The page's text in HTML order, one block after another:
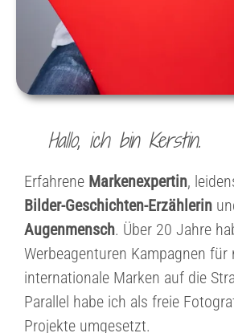
Hallo, ich bin Kerstin.
Erfahrene Markenexpertin,
Bilder-Geschichten-Erzählerin
Augenmensch. Über 20 Jahre
Werbeagenturen Kampagnen für
internationale Marken auf die
Parallel habe ich als freie
Projekte umgesetzt.